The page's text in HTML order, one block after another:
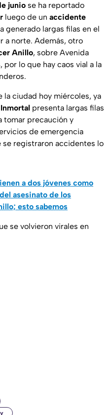
junio se ha reportado
luego de un accidente
generado largas filas en el
a norte. Además, otro
Anillo, sobre Avenida
, por lo que hay caos vial a la
la ciudad hoy miércoles, ya
presenta largas filas
tomar precaución y
de emergencia
se registraron accidentes lo
a dos jóvenes como
asesinato de los
esto sabemos
se volvieron virales en